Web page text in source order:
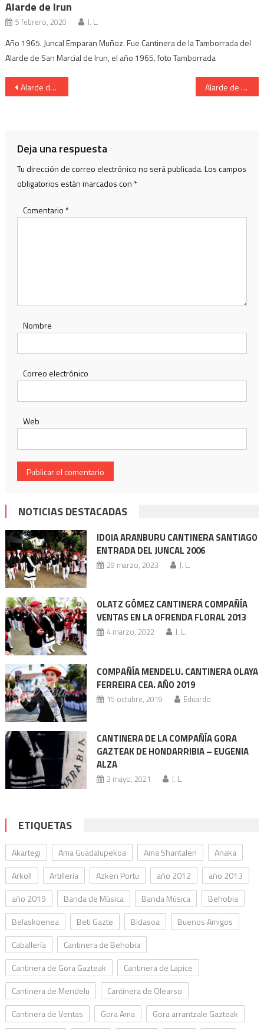
Alarde de Irun
5 febrero, 2020 J. L.
Año 1965. Juncal Emparan Muñoz. Fue Cantinera de la Tamborrada del
Alarde de San Marcial de Irun, el año 1965. foto Tamborrada
Navegación
Alarde de San Marcial de Irun. Cantinera de Caballeria. Alarde de San Marcial de Irun. Ayudantes del General.
Deja una respuesta
Tu dirección de correo electrónico no será publicada.Los campos
obligatorios están marcados con *
Comentario *
Nombre
Correo electrónico
Web
NOTICIAS DESTACADAS
IDOIA ARANBURU CANTINERA SANTIAGO
ENTRADA DEL JUNCAL 2006
29 marzo, 2023 J. L.
OLATZ GÓMEZ CANTINERA COMPAÑÍA
VENTAS EN LA OFRENDA FLORAL 2013
4 marzo, 2022 J. L.
COMPAÑÍA MENDELU. CANTINERA OLAYA
FERREIRA CEA. AÑO 2019
15 octubre, 2019 Eduardo
CANTINERA DE LA COMPAÑÍA GORA
GAZTEAK DE HONDARRIBIA – EUGENIA
ALZA
3 mayo, 2021 J. L.
ETIQUETAS
Akartegi Ama Guadalupekoa Ama Shantalen
Anaka
Arkoll
Artillería Azken Portu año 2012
año 2013
año 2019
Banda de Música Banda Música
Behobia
Belaskoenea
Beti Gazte Bidasoa
Buenos Amigos
Caballería
Cantinera de Behobia
Cantinera de Gora Gazteak
Cantinera de Lapice
Cantinera de Mendelu
Cantinera de Olearso
Cantinera de Ventas
Gora Ama
Gora arrantzale Gazteak